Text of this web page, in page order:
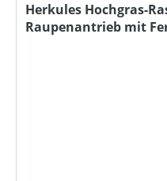
Herkules Hochgras-
Raupenantrieb mit